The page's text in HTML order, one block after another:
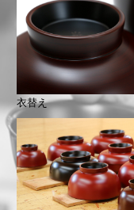
衣替え